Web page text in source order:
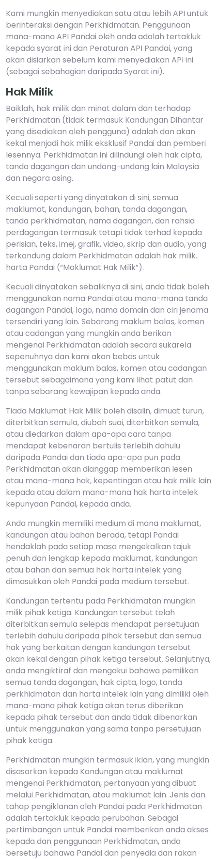
Kami mungkin menyediakan satu atau lebih API untuk
berinteraksi dengan Perkhidmatan. Penggunaan
mana-mana API Pandai oleh anda adalah tertakluk
kepada syarat ini dan Peraturan API Pandai, yang
akan disiarkan sebelum kami menyediakan API ini
(sebagai sebahagian daripada Syarat ini).
Hak Milik
Baiklah, hak milik dan minat dalam dan terhadap
Perkhidmatan (tidak termasuk Kandungan Dihantar
yang disediakan oleh pengguna) adalah dan akan
kekal menjadi hak milik eksklusif Pandai dan pemberi
lesennya. Perkhidmatan ini dilindungi oleh hak cipta,
tanda dagangan dan undang-undang lain Malaysia
dan negara asing.
Kecuali seperti yang dinyatakan di sini, semua
maklumat, kandungan, bahan, tanda dagangan,
tanda perkhidmatan, nama dagangan, dan rahsia
perdagangan termasuk tetapi tidak terhad kepada
perisian, teks, imej, grafik, video, skrip dan audio, yang
terkandung dalam Perkhidmatan adalah hak milik.
harta Pandai (“Maklumat Hak Milik”).
Kecuali dinyatakan sebaliknya di sini, anda tidak boleh
menggunakan nama Pandai atau mana-mana tanda
dagangan Pandai, logo, nama domain dan ciri jenama
tersendiri yang lain. Sebarang maklum balas, komen
atau cadangan yang mungkin anda berikan
mengenai Perkhidmatan adalah secara sukarela
sepenuhnya dan kami akan bebas untuk
menggunakan maklum balas, komen atau cadangan
tersebut sebagaimana yang kami lihat patut dan
tanpa sebarang kewajipan kepada anda.
Tiada Maklumat Hak Milik boleh disalin, dimuat turun,
diterbitkan semula, diubah suai, diterbitkan semula,
atau diedarkan dalam apa-apa cara tanpa
mendapat kebenaran bertulis terlebih dahulu
daripada Pandai dan tiada apa-apa pun pada
Perkhidmatan akan dianggap memberikan lesen
atau mana-mana hak, kepentingan atau hak milik lain
kepada atau dalam mana-mana hak harta intelek
kepunyaan Pandai, kepada anda.
Anda mungkin memiliki medium di mana maklumat,
kandungan atau bahan berada, tetapi Pandai
hendaklah pada setiap masa mengekalkan tajuk
penuh dan lengkap kepada maklumat, kandungan
atau bahan dan semua hak harta intelek yang
dimasukkan oleh Pandai pada medium tersebut.
Kandungan tertentu pada Perkhidmatan mungkin
milik pihak ketiga. Kandungan tersebut telah
diterbitkan semula selepas mendapat persetujuan
terlebih dahulu daripada pihak tersebut dan semua
hak yang berkaitan dengan kandungan tersebut
akan kekal dengan pihak ketiga tersebut. Selanjutnya,
anda mengiktiraf dan mengakui bahawa pemilikan
semua tanda dagangan, hak cipta, logo, tanda
perkhidmatan dan harta intelek lain yang dimiliki oleh
mana-mana pihak ketiga akan terus diberikan
kepada pihak tersebut dan anda tidak dibenarkan
untuk menggunakan yang sama tanpa persetujuan
pihak ketiga.
Perkhidmatan mungkin termasuk iklan, yang mungkin
disasarkan kepada Kandungan atau maklumat
mengenai Perkhidmatan, pertanyaan yang dibuat
melalui Perkhidmatan, atau maklumat lain. Jenis dan
tahap pengiklanan oleh Pandai pada Perkhidmatan
adalah tertakluk kepada perubahan. Sebagai
pertimbangan untuk Pandai memberikan anda akses
kepada dan penggunaan Perkhidmatan, anda
bersetuju bahawa Pandai dan penyedia dan rakan